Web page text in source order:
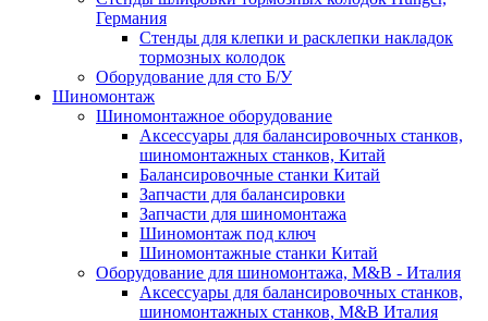
Германия
Стенды для клепки и расклепки накладок
тормозных колодок
Оборудование для сто Б/У
Шиномонтаж
Шиномонтажное оборудование
Аксессуары для балансировочных станков,
шиномонтажных станков, Китай
Балансировочные станки Китай
Запчасти для балансировки
Запчасти для шиномонтажа
Шиномонтаж под ключ
Шиномонтажные станки Китай
Оборудование для шиномонтажа, M&B - Италия
Аксессуары для балансировочных станков,
шиномонтажных станков, M&B Италия